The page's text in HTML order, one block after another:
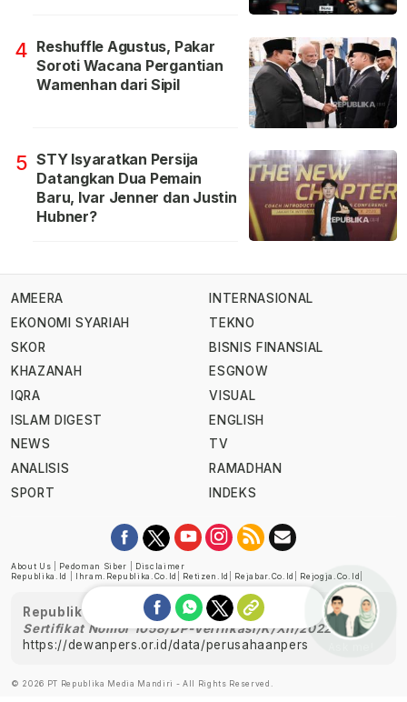
4 Reshuffle Agustus, Pakar
Soroti Wacana Pergantian
Wamenhan dari Sipil
5 STY Isyaratkan Persija
Datangkan Dua Pemain
Baru, Ivar Jenner dan Justin
Hubner?
AMEERA
EKONOMI SYARIAH
SKOR
KHAZANAH
IQRA
ISLAM DIGEST
NEWS
ANALISIS
SPORT
INTERNASIONAL
TEKNO
BISNIS FINANSIAL
ESGNOW
VISUAL
ENGLISH
TV
RAMADHAN
INDEKS
About Us Pedoman Siber
Disclaimer
Republika.id
Ihram.republika.co.id Retizen.id Rejabar.co.id Rejogja.co.id
Republika telah diverifikasi oleh Dewan Pers
Sertifikat Nomor 1058/DP-Verifikasi/K/XII/2022
https://dewanpers.or.id/data/perusahaanpers
© 2026 PT Republika Media Mandiri - All Rights Reserved.